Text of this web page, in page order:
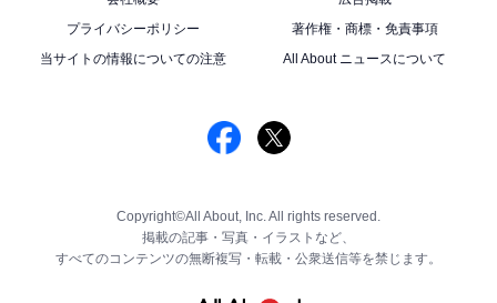
プライバシーポリシー
著作権・商標・免責事項
当サイトの情報についての注意
All About ニュースについて
Copyright©All About, Inc. All rights reserved.
掲載の記事・写真・イラストなど、
すべてのコンテンツの無断複写・転載・公衆送信等を禁じます。